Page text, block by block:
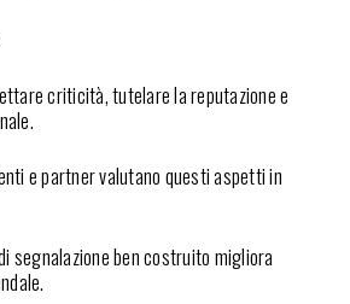
criticità, tutelare la reputazione e
e partner valutano questi aspetti in
segnalazione ben costruito migliora